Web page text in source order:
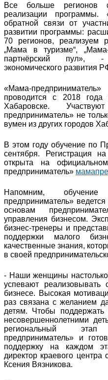
Все больше регионов
реализации
обратной связи от
развитии программы:
70 регионов, реализуем
„Мама в туризме“,
партнёрский пул», -
экономического развития
«Мама-
проводится с 2018
Хабаровске.
предприниматель» не
вумен из других городов
В этом году обучение по
сентября. Регистрация
открыта на
предприниматель»
Напомним,
предприниматель»
основам
управления бизнесом.
бизнес-тренеры и
поддержки малого
качественные знания,
в своей
- Наши женщины
успевают
бизнесе. Высокая
раз связана с желанием
детям. Чтобы
несовершеннолетними
региональный
предприниматель» и
поддержку на каждом
директор краевого центра
Ксения Вязникова.